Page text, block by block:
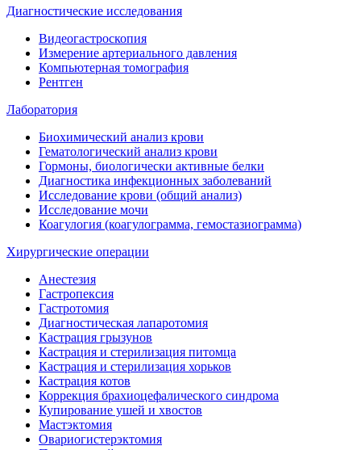
Диагностические исследования
Видеогастроскопия
Измерение артериального давления
Компьютерная томография
Рентген
Лаборатория
Биохимический анализ крови
Гематологический анализ крови
Гормоны, биологически активные белки
Диагностика инфекционных заболеваний
Исследование крови (общий анализ)
Исследование мочи
Коагулогия (коагулограмма, гемостазиограмма)
Хирургические операции
Анестезия
Гастропексия
Гастротомия
Диагностическая лапаротомия
Кастрация грызунов
Кастрация и стерилизация питомца
Кастрация и стерилизация хорьков
Кастрация котов
Коррекция брахиоцефалического синдрома
Купирование ушей и хвостов
Мастэктомия
Овариогистерэктомия